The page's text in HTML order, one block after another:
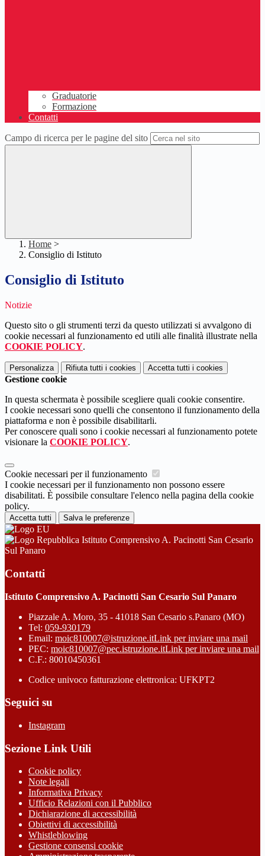
Graduatorie
Formazione
Contatti
Campo di ricerca per le pagine del sito
Home >
Consiglio di Istituto
Consiglio di Istituto
Notizie
Questo sito o gli strumenti terzi da questo utilizzati si avvalgono di
cookie necessari al funzionamento ed utili alle finalità illustrate nella
COOKIE POLICY.
Personalizza Rifiuta tutti i cookies Accetta tutti i cookies
Gestione cookie
In questa schermata è possibile scegliere quali cookie consentire.
I cookie necessari sono quelli che consentono il funzionamento della
piattaforma e non è possibile disabilitarli.
Per conoscere quali sono i cookie necessari al funzionamento potete
visionare la COOKIE POLICY.
Cookie necessari per il funzionamento
I cookie necessari per il funzionamento non possono essere
disabilitati. È possibile consultare l'elenco nella pagina della cookie
policy.
Accetta tutti Salva le preferenze
Istituto Comprensivo A. Pacinotti San Cesario
Sul Panaro
Contatti
Istituto Comprensivo A. Pacinotti San Cesario Sul Panaro
Piazzale A. Moro, 35 - 41018 San Cesario s.Panaro (MO)
Tel: 059-930179
Email: moic810007@istruzione.itLink per inviare una mail
PEC: moic810007@pec.istruzione.itLink per inviare una mail
C.F.: 80010450361
Codice univoco fatturazione elettronica: UFKPT2
Seguici su
Instagram
Sezione Link Utili
Cookie policy
Note legali
Informativa Privacy
Ufficio Relazioni con il Pubblico
Dichiarazione di accessibilità
Obiettivi di accessibilità
Whistleblowing
Gestione consensi cookie